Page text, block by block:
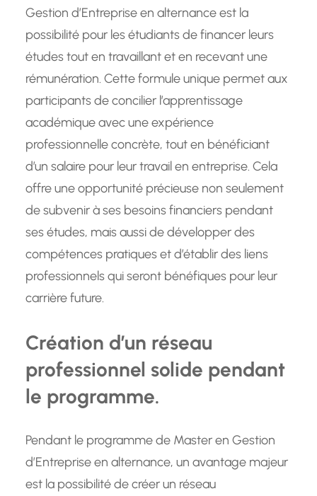
Gestion d’Entreprise en alternance est la
possibilité pour les étudiants de financer leurs
études tout en travaillant et en recevant une
rémunération. Cette formule unique permet aux
participants de concilier l’apprentissage
académique avec une expérience
professionnelle concrète, tout en bénéficiant
d’un salaire pour leur travail en entreprise. Cela
offre une opportunité précieuse non seulement
de subvenir à ses besoins financiers pendant
ses études, mais aussi de développer des
compétences pratiques et d’établir des liens
professionnels qui seront bénéfiques pour leur
carrière future.
Création d’un réseau
professionnel solide pendant
le programme.
Pendant le programme de Master en Gestion
d’Entreprise en alternance, un avantage majeur
est la possibilité de créer un réseau